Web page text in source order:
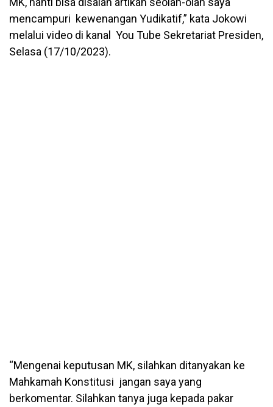
mencampuri kewenangan Yudikatif,” kata Jokowi
melalui video di kanal You Tube Sekretariat Presiden,
Selasa (17/10/2023).
“Mengenai keputusan MK, silahkan ditanyakan ke
Mahkamah Konstitusi jangan saya yang
berkomentar. Silahkan tanya juga kepada pakar